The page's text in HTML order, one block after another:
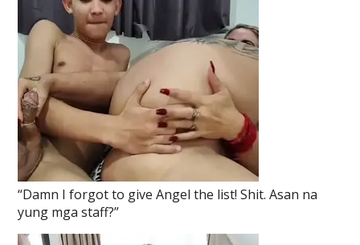
“Damn I forgot to give Angel the list! Shit. Asan na
yung mga staff?”